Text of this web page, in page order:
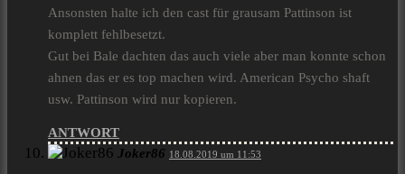
Ansonsten halte ich den cast für grausam Pattinson ist
komplett fehlbesetzt.
Gut bei Bale dachten das auch viele aber man konnte schon
ahnen das er es top machen wird. American Psycho shaft
usw. Pattinson wird nur kopieren.
ANTWORT
Joker86 18.08.2019 um 11:53